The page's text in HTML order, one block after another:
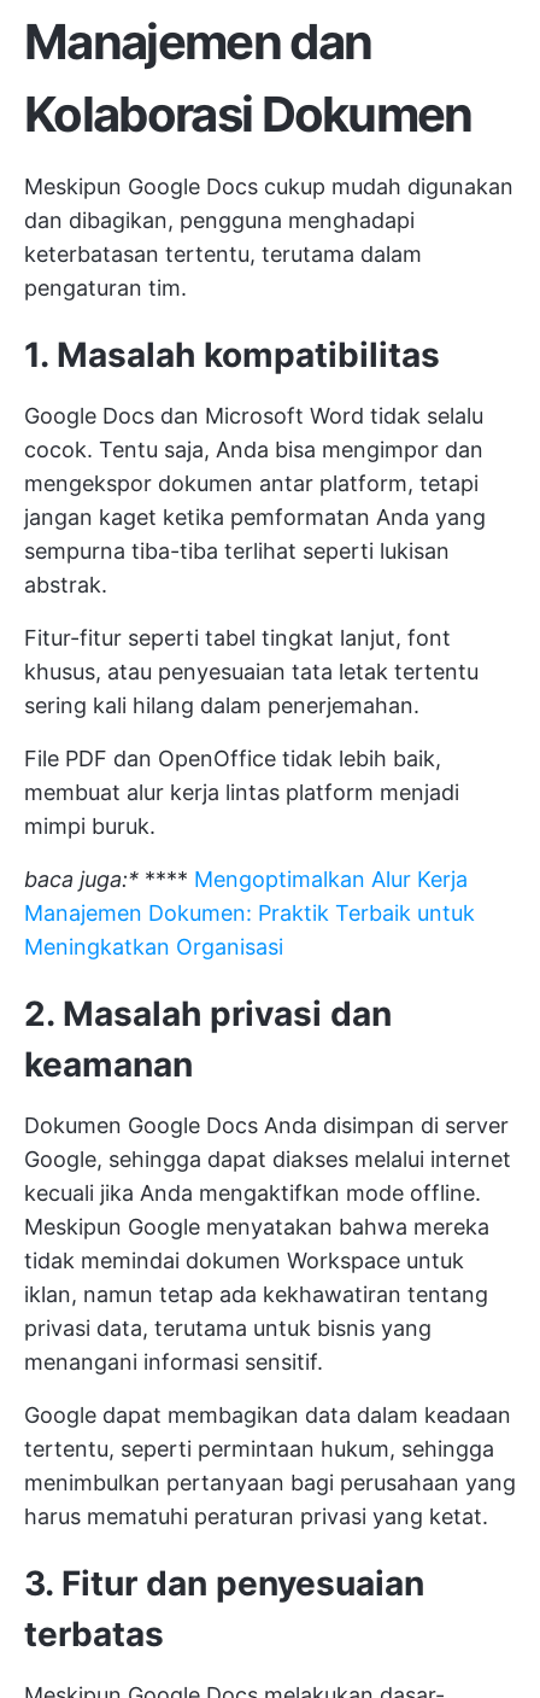
Manajemen dan
Kolaborasi Dokumen
Meskipun Google Docs cukup mudah digunakan
dan dibagikan, pengguna menghadapi
keterbatasan tertentu, terutama dalam
pengaturan tim.
1. Masalah kompatibilitas
Google Docs dan Microsoft Word tidak selalu
cocok. Tentu saja, Anda bisa mengimpor dan
mengekspor dokumen antar platform, tetapi
jangan kaget ketika pemformatan Anda yang
sempurna tiba-tiba terlihat seperti lukisan
abstrak.
Fitur-fitur seperti tabel tingkat lanjut, font
khusus, atau penyesuaian tata letak tertentu
sering kali hilang dalam penerjemahan.
File PDF dan OpenOffice tidak lebih baik,
membuat alur kerja lintas platform menjadi
mimpi buruk.
baca juga:* **** Mengoptimalkan Alur Kerja
Manajemen Dokumen: Praktik Terbaik untuk
Meningkatkan Organisasi
2. Masalah privasi dan
keamanan
Dokumen Google Docs Anda disimpan di server
Google, sehingga dapat diakses melalui internet
kecuali jika Anda mengaktifkan mode offline.
Meskipun Google menyatakan bahwa mereka
tidak memindai dokumen Workspace untuk
iklan, namun tetap ada kekhawatiran tentang
privasi data, terutama untuk bisnis yang
menangani informasi sensitif.
Google dapat membagikan data dalam keadaan
tertentu, seperti permintaan hukum, sehingga
menimbulkan pertanyaan bagi perusahaan yang
harus mematuhi peraturan privasi yang ketat.
3. Fitur dan penyesuaian
terbatas